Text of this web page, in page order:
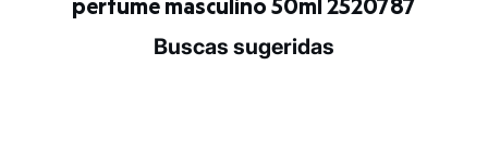
Até 40% off
A partir de 60% off
perfume masculino 50ml 2520787
buscas sugeridas